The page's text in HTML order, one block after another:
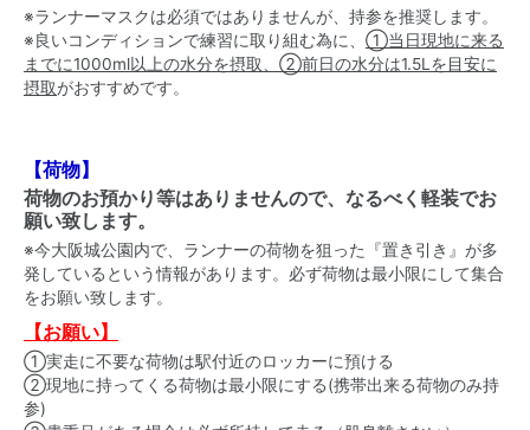
※ランナーマスクは必須ではありませんが、持参を推奨します。
※良いコンディションで練習に取り組む為に、 ①当日現地に来る
までに1000ml以上の水分を摂取、②前日の水分は1.5Lを目安に
摂取がおすすめです。
【荷物】
荷物のお預かり等はありませんので、なるべく軽装でお
願い致します。
※今大阪城公園内で、ランナーの荷物を狙った『置き引き』が多
発しているという情報があります。必ず荷物は最小限にして集合
をお願い致します。
【お願い】
①実走に不要な荷物は駅付近のロッカーに預ける
②現地に持ってくる荷物は最小限にする(携帯出来る荷物のみ持
参)